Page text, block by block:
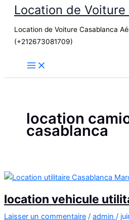
contenu
Location de Voiture
Location de Voiture Casablanca
(+212673081709)
location
casablanca
location vehicule
Laisser un commentaire / admin /